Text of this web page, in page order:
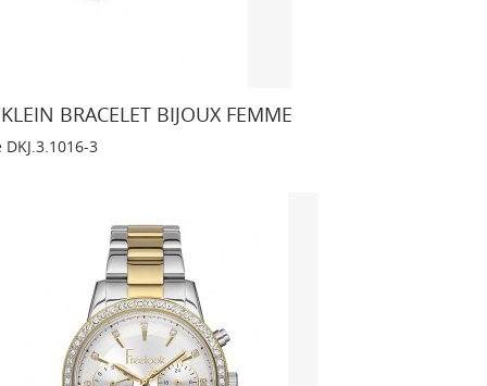
BRACELET BIJOUX FEMME
DKJ.3.1016-3